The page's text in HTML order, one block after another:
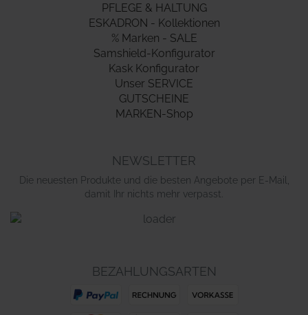
PFLEGE & HALTUNG
ESKADRON - Kollektionen
% Marken - SALE
Samshield-Konfigurator
Kask Konfigurator
Unser SERVICE
GUTSCHEINE
MARKEN-Shop
NEWSLETTER
Die neuesten Produkte und die besten Angebote per E-Mail,
damit Ihr nichts mehr verpasst.
BEZAHLUNGSARTEN